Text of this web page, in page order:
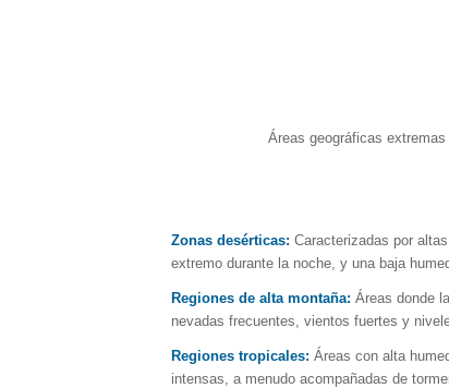
Áreas geográficas
Zonas desérticas: Caracterizadas por
extremo durante la noche, y una baja
Regiones de alta montaña: Áreas donde
nevadas frecuentes, vientos fuertes y
Regiones tropicales: Áreas con alta
intensas, a menudo acompañadas de